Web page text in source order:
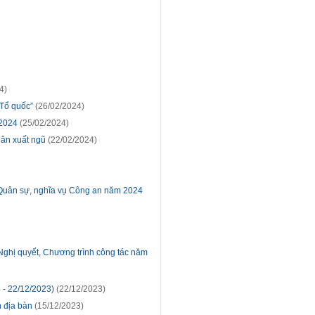
quốc” (26/02/2024)
(25/02/2024)
xuất ngũ (22/02/2024)
sự, nghĩa vụ Công an năm 2024
quyết, Chương trình công tác năm
- 22/12/2023) (22/12/2023)
địa bàn (15/12/2023)